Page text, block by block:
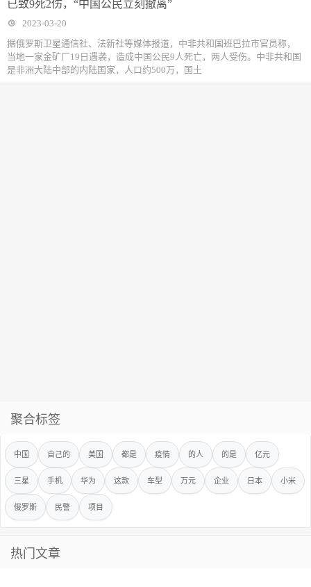
已致9死2伤，“中国公民立刻撤离”
2023-03-20
据俄罗斯卫星通信社、法新社等媒体报道，中非共和国班巴拉市官员称，
当地一家金矿厂19日遇袭，造成中国公民9人死亡，两人受伤。中非共和国
是非洲大陆中部的内陆国家，人口约500万，国土
聚合标签
中国 自己的 美国 都是 疫情 的人 的是 亿元
三星 手机 华为 这款 车型 万元 企业 日本 小米
俄罗斯 民警 项目
热门文章